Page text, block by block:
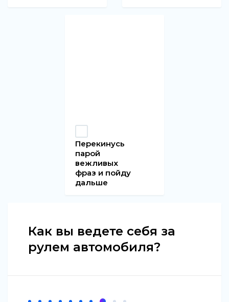
Перекинусь
парой
вежливых
фраз и пойду
дальше
Как вы ведете себя за
рулем автомобиля?